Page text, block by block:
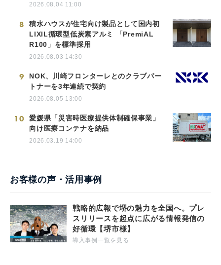
2026.08.04 11:00
8
積水ハウスが住宅向け製品として国内初
LIXIL循環型低炭素アルミ 「PremiAL
R100」を標準採用
2026.08.03 14:30
9
NOK、川崎フロンターレとのクラブパー
トナーを3年連続で契約
2026.08.05 13:00
10
愛媛県「災害時医療提供体制確保事業」
向け医療コンテナを納品
2026.03.19 14:00
お客様の声・活用事例
戦略的広報で堺の魅力を全国へ。プレ
スリリースを起点に広がる情報発信の
好循環【堺市様】
導入事例一覧を見る